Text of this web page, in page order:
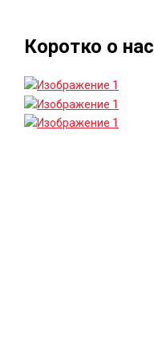
Коротко о нас